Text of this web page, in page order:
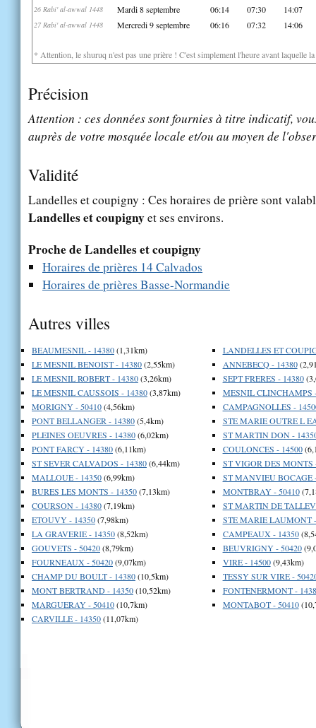
26 Rabi' al-awwal 1448 Mardi 8 septembre 06:14 07:30 14:07
27 Rabi' al-awwal 1448 Mercredi 9 septembre 06:16 07:32 14:06
* Attention, le shuruq n'est pas une prière ! C'est simplement l'heure avant laquelle
Précision
Attention : ces données sont fournies à titre indicatif,
auprès de votre mosquée locale et/ou au moyen de
Validité
Landelles et coupigny : Ces horaires de prière sont
Landelles et coupignyet ses environs.
Proche de Landelles et coupigny
Horaires de prières 14 Calvados
Horaires de prières Basse-Normandie
Autres villes
BEAUMESNIL - 14380(1,31km)
LE MESNIL BENOIST - 14380(2,55km)
LE MESNIL ROBERT - 14380(3,26km)
LE MESNIL CAUSSOIS - 14380(3,87km)
MORIGNY - 50410(4,56km)
PONT BELLANGER - 14380(5,4km)
PLEINES OEUVRES - 14380(6,02km)
PONT FARCY - 14380(6,11km)
ST SEVER CALVADOS - 14380(6,44km)
MALLOUE - 14350(6,99km)
BURES LES MONTS - 14350(7,13km)
COURSON - 14380(7,19km)
ETOUVY - 14350(7,98km)
LA GRAVERIE - 14350(8,52km)
GOUVETS - 50420(8,79km)
FOURNEAUX - 50420(9,07km)
CHAMP DU BOULT - 14380(10,5km)
MONT BERTRAND - 14350(10,52km)
MARGUERAY - 50410(10,7km)
CARVILLE - 14350(11,07km)
LANDELLES ET
ANNEBECQ - 14380
SEPT FRERES - 14380
MESNIL CLINCHAMPS
CAMPAGNOLLES -
STE MARIE OUTRE L
ST MARTIN DON -
COULONCES - 14500
ST VIGOR DES MONTS
ST MANVIEU BOCAGE
MONTBRAY - 50410
ST MARTIN DE
STE MARIE LAUMONT
CAMPEAUX - 14350
BEUVRIGNY - 50420
VIRE - 14500(9,43km)
TESSY SUR VIRE -
FONTENERMONT -
MONTABOT - 50410